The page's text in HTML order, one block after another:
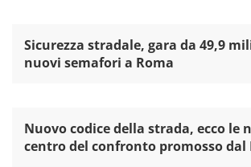
Sicurezza stradale, gara da 49,9
nuovi semafori a Roma
Nuovo codice della strada, ecco le
centro del confronto promosso dal